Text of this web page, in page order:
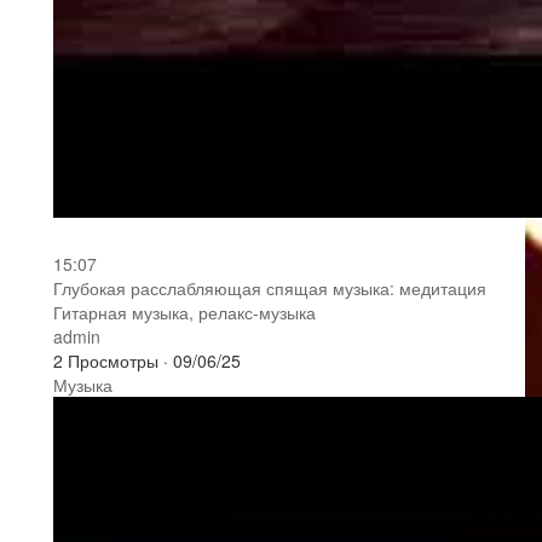
15:07
⁣Глубокая расслабляющая спящая музыка: медитация
Гитарная музыка, релакс-музыка
admin
2 Просмотры · 09/06/25
Музыка